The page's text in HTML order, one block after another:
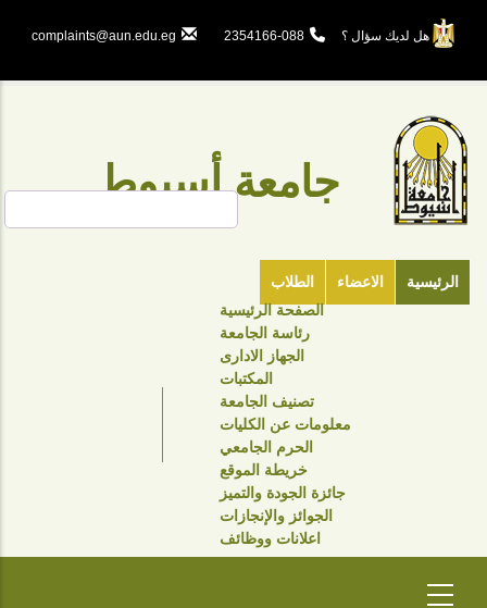
الرئيسي
هل لديك سؤال ؟ 088-2354166
complaints@aun.edu.eg
جامعة أسيوط
الرئيسية الاعضاء الطلاب
NAVIGATION
الصفحة الرئيسية
رئاسة الجامعة
الجهاز الادارى
المكتبات
تصنيف الجامعة
معلومات عن الكليات
الحرم الجامعي
خريطة الموقع
جائزة الجودة والتميز
الجوائز والإنجازات
اعلانات ووظائف